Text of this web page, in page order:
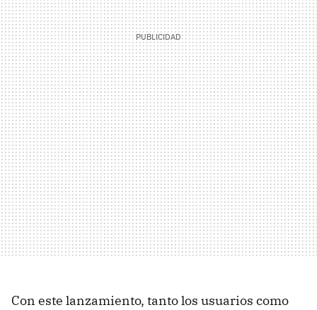
Con este lanzamiento, tanto los usuarios como